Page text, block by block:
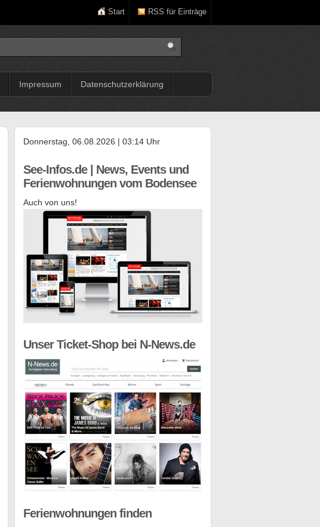
Start RSS für Einträge
Impressum Datenschutzerklärung
Donnerstag, 06.08.2026 | 03:14 Uhr
See-Infos.de | News, Events und
Ferienwohnungen vom Bodensee
Auch von uns!
Unser Ticket-Shop bei N-News.de
Ferienwohnungen finden